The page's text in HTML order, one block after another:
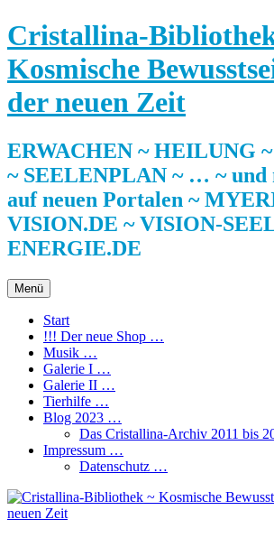
Zum
Inhalt
springen
Cristallina-
Kosmische
der neuen Zeit
ERWACHEN ~ HEILUNG
~ SEELENPLAN ~ … ~ und
auf neuen Portalen ~
VISION.DE ~ VISION-
ENERGIE.DE
Menü
Start
!!! Der neue Shop …
Musik …
Galerie I …
Galerie II …
Tierhilfe …
Blog 2023 …
Das Cristallina-Archiv 2011 bis
Impressum …
Datenschutz …